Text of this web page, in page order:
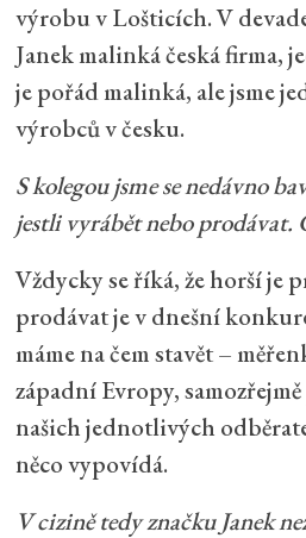
výrobu v Lošticích. V
Janek malinká česká firma,
je pořád malinká, ale jsme
výrobců v česku.
S kolegou jsme se nedávno
jestli vyrábět nebo prodávat.
Vždycky se říká, že horší je
prodávat je v dnešní
máme na čem stavět –
západní Evropy,
našich jednotlivých
něco vypovídá.
V cizině tedy značku Janek